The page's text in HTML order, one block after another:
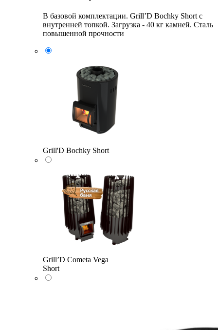
В базовой комплектации. Grill’D Bochky Short с
внутренней топкой. Загрузка - 40 кг камней. Сталь
повышенной прочности
Grill'D Bochky Short
Grill’D Cometa Vega
Short